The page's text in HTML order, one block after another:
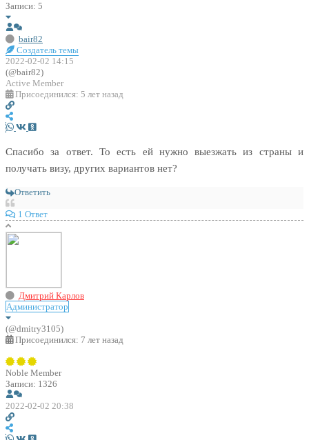
Записи: 5
bair82
Создатель темы
2022-02-02 14:15
(@bair82)
Active Member
Присоединился: 5 лет назад
Спасибо за ответ. То есть ей нужно выезжать из страны и
получать визу, других вариантов нет?
Ответить
1 Ответ
Дмитрий Карлов
Администратор
(@dmitry3105)
Присоединился: 7 лет назад
Noble Member
Записи: 1326
2022-02-02 20:38